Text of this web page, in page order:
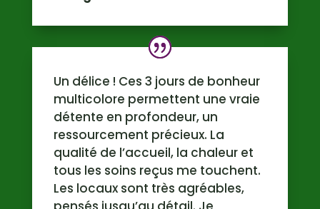
Un délice ! Ces 3 jours de bonheur
multicolore permettent une vraie
détente en profondeur, un
ressourcement précieux. La
qualité de l’accueil, la chaleur et
tous les soins reçus me touchent.
Les locaux sont très agréables,